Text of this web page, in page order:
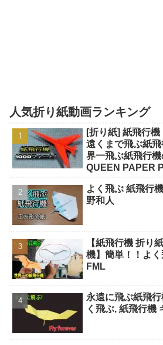
人気折り紙動画ランキング
[折り紙] 紙飛行
遠くまで飛ぶ紙
界一飛ぶ紙飛行
QUEEN PAPER
よく飛ぶ 紙飛行
野和人
【紙飛行機 折り
機】簡単！！よ
FML
永遠に飛ぶ紙飛
く飛ぶ, 紙飛行機